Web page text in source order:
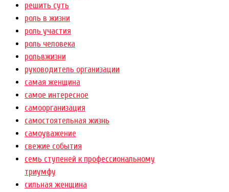
решить суть
роль в жизни
роль участия
роль человека
рольвжизни
руководитель организации
самая женщина
самое интересное
самоорганизация
самостоятельная жизнь
самоуважение
свежие события
семь ступеней к профессиональному
триумфу
сильная женщина